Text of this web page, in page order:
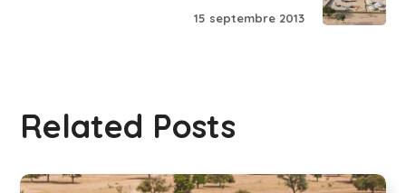
15 septembre 2013
Related Posts